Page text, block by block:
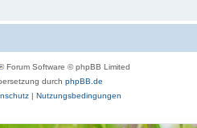
Forum Software © phpBB Limited
durch phpBB.de
| Nutzungsbedingungen